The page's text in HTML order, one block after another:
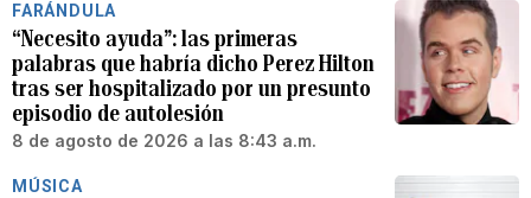
FARÁNDULA
“Necesito ayuda”: las primeras
palabras que habría dicho Perez Hilton
tras ser hospitalizado por un presunto
episodio de autolesión
8 de agosto de 2026 a las 8:43 a.m.
MÚSICA